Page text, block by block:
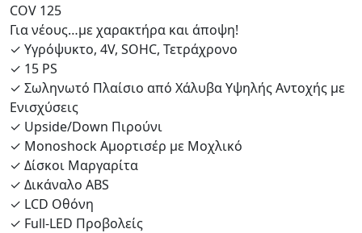
COV 125
Για νέους…με χαρακτήρα και άποψη!
✓ Υγρόψυκτο, 4V, SOHC, Τετράχρονο
✓ 15 PS
✓ Σωληνωτό Πλαίσιο από Χάλυβα Υψηλής Αντοχής με
Ενισχύσεις
✓ Upside/Down Πιρούνι
✓ Monoshock Αμορτισέρ με Μοχλικό
✓ Δίσκοι Μαργαρίτα
✓ Δικάναλο ABS
✓ LCD Οθόνη
✓ Full-LED Προβολείς